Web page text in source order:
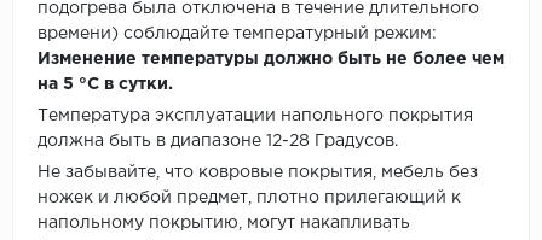
подогрева была отключена в течение длительного
времени) соблюдайте температурный режим:
Изменение температуры должно быть не более чем
на 5 °C в сутки.
Температура эксплуатации напольного покрытия
должна быть в диапазоне 12-28 Градусов.
Не забывайте, что ковровые покрытия, мебель без
ножек и любой предмет, плотно прилегающий к
напольному покрытию, могут накапливать